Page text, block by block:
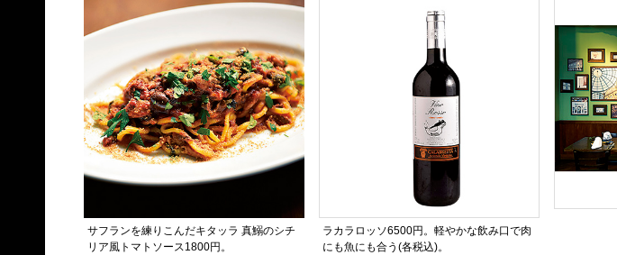
サフランを練りこんだキタッラ 真鰯のシチ
リア風トマトソース1800円。
ラカラロッソ6500円。軽やかな飲み口で肉
にも魚にも合う(各税込)。